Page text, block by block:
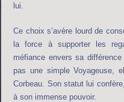
lui.
Ce choix s’avère lourd de
la force à supporter les
méfiance envers sa
pas une simple Voyageuse,
Corbeau. Son statut lui
à son immense pouvoir.